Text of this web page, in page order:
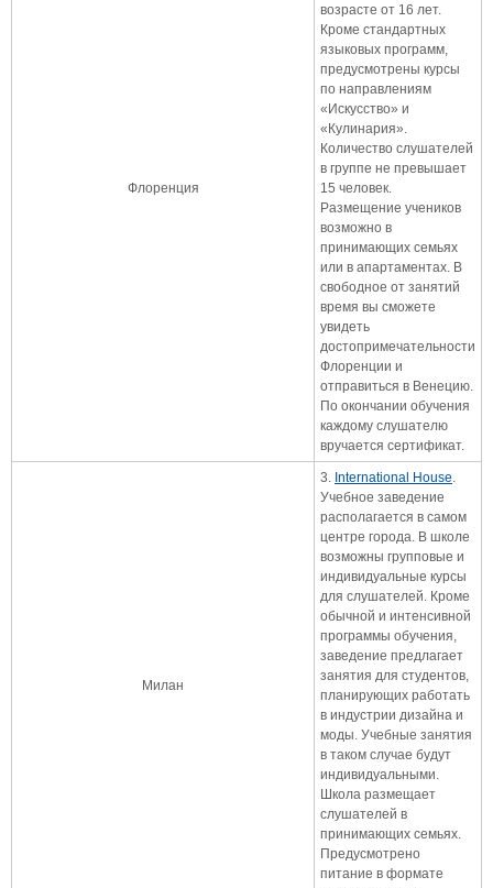
Флоренция
возрасте от 16 лет.
Кроме стандартных
языковых программ,
предусмотрены курсы
по направлениям
«Искусство» и
«Кулинария».
Количество слушателей
в группе не превышает
15 человек.
Размещение учеников
возможно в
принимающих семьях
или в апартаментах. В
свободное от занятий
время вы сможете
увидеть
достопримечательности
Флоренции и
отправиться в Венецию.
По окончании обучения
каждому слушателю
вручается сертификат.
Милан
3. International House.
Учебное заведение
располагается в самом
центре города. В школе
возможны групповые и
индивидуальные курсы
для слушателей. Кроме
обычной и интенсивной
программы обучения,
заведение предлагает
занятия для студентов,
планирующих работать
в индустрии дизайна и
моды. Учебные занятия
в таком случае будут
индивидуальными.
Школа размещает
слушателей в
принимающих семьях.
Предусмотрено
питание в формате